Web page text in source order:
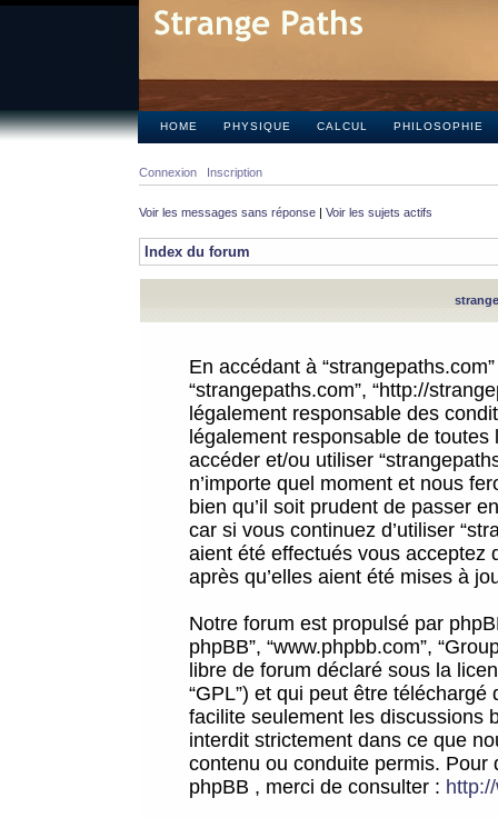
HOME PHYSIQUE CALCUL PHILOSOPHIE
Connexion Inscription
Voir les messages sans réponse | Voir les sujets actifs
Index du forum
En accédant à
“strangepaths.com”, “http://
légalement responsable des
légalement responsable de
accéder et/ou utiliser
n’importe quel moment et nous
bien qu’il soit prudent de passer
car si vous continuez d’utiliser
aient été effectués vous acceptez
après qu’elles aient été mises à
Notre forum est propulsé par
phpBB”, “www.phpbb.com”,
libre de forum déclaré sous la
“GPL”) et qui peut être téléchargé
facilite seulement les discussions
interdit strictement dans ce que
contenu ou conduite permis.
phpBB , merci de consulter :